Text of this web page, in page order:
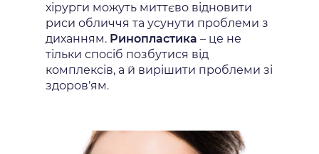
хірурги можуть миттєво відновити
риси обличчя та усунути проблеми з
диханням. Ринопластика – це не
тільки спосіб позбутися від
комплексів, а й вирішити проблеми зі
здоров’ям.